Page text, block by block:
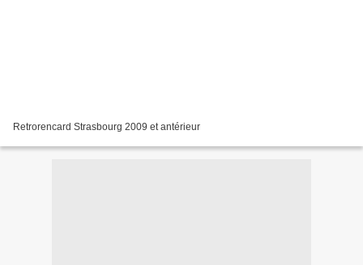
Retrorencard Strasbourg 2009 et antérieur